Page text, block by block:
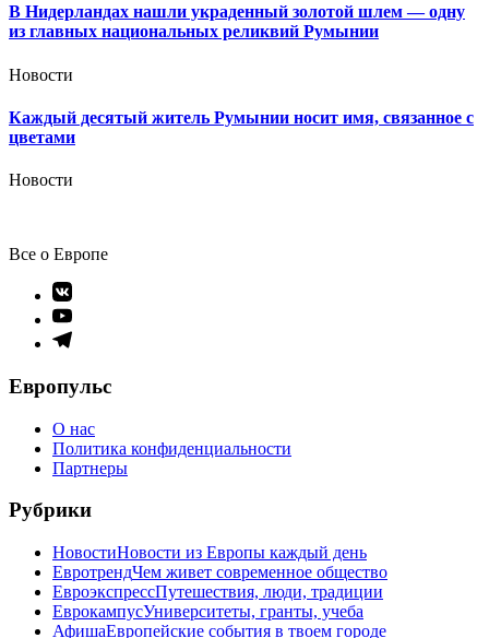
В Нидерландах нашли украденный золотой шлем — одну
из главных национальных реликвий Румынии
Новости
Каждый десятый житель Румынии носит имя, связанное с
цветами
Новости
Все о Европе
Элемент
меню
Элемент
меню
Элемент
Европульс
О нас
Политика конфиденциальности
Партнеры
Рубрики
НовостиНовости из Европы каждый день
ЕвротрендЧем живет современное общество
ЕвроэкспрессПутешествия, люди, традиции
ЕврокампусУниверситеты, гранты, учеба
АфишаЕвропейские события в твоем городе